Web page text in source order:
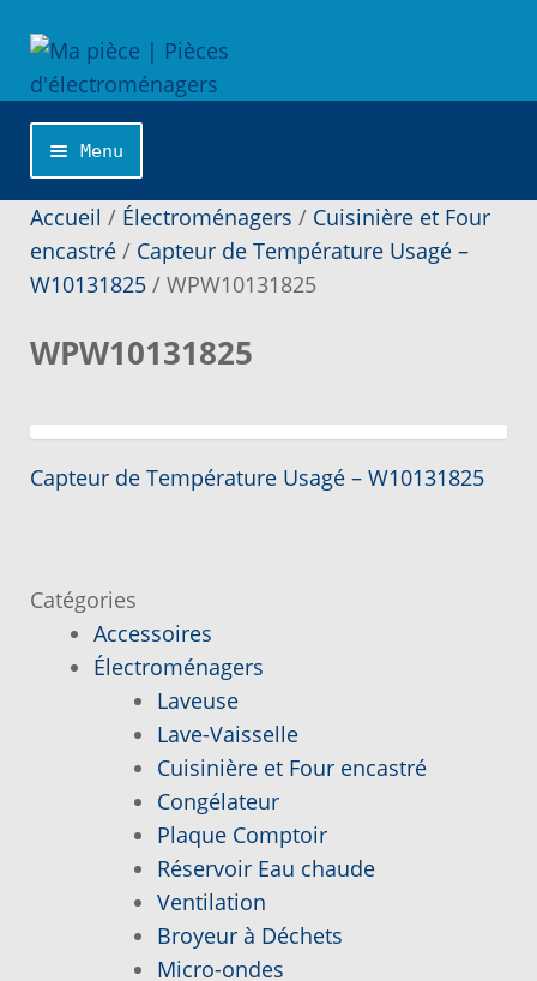
Aller
à
la
navigation
Aller
au
contenu
Menu
Accueil
Catégories
Cliquer sur la marque désirée pour une
Demande de parution
Enquiry Cart
Informations pour la livraison ou la cueillette
Joindre le Service à la Clientèle
Laveuse Whirlpool, je désire voir….
Accueil / Électroménagers / Cuisinière et Four
encastré/ Capteur de Température Usagé –
W10131825/ WPW10131825
WPW10131825
Navigation
l’article
Article
Capteur de Température Usagé – W10131825
Catégories
Accessoires
Électroménagers
Laveuse
Lave-Vaisselle
Cuisinière et Four encastré
Congélateur
Plaque Comptoir
Réservoir Eau chaude
Ventilation
Broyeur à Déchets
Micro-ondes